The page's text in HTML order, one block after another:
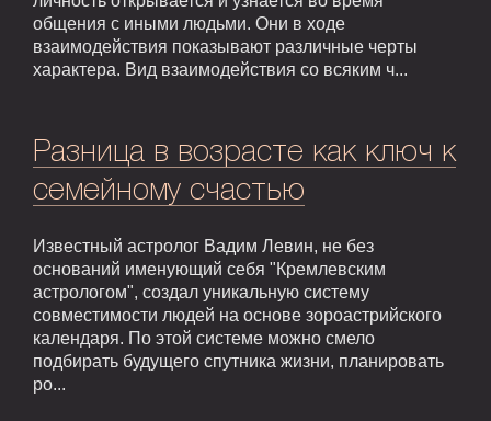
общения с иными людьми. Они в ходе
взаимодействия показывают различные черты
характера. Вид взаимодействия со всяким ч...
Разница в возрасте как ключ к
семейному счастью
Известный астролог Вадим Левин, не без
оснований именующий себя "Кремлевским
астрологом", создал уникальную систему
совместимости людей на основе зороастрийского
календаря. По этой системе можно смело
подбирать будущего спутника жизни, планировать
ро...